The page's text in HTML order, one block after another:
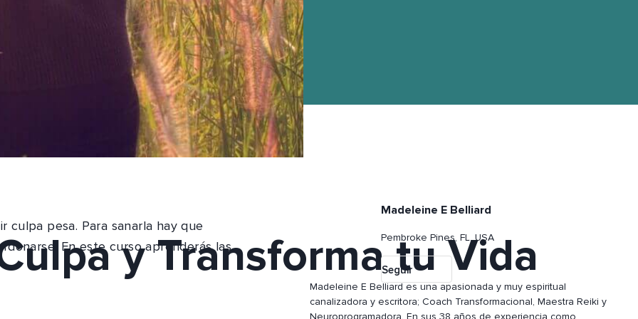
y Transforma tu Vida
culpa pesa. Para sanarla hay que
En este curso aprenderás las
Madeleine E Belliard
Pembroke Pines, FL, USA
Seguir
Madeleine E Belliard es una apasionada y muy espiritual
canalizadora y escritora; Coach Transformacional, Maestra Reiki y